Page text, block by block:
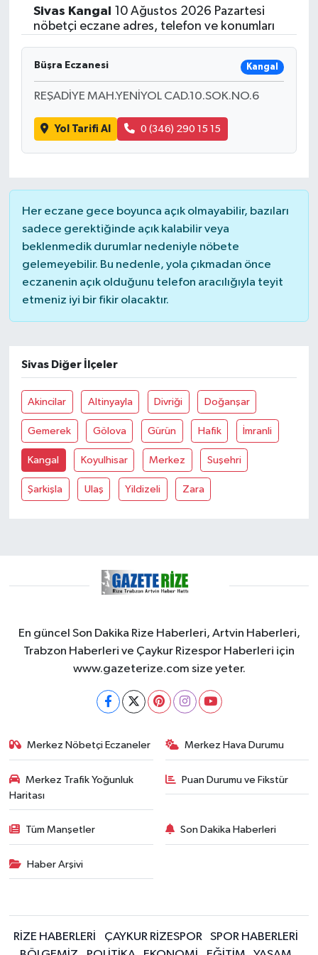
Sivas Kangal
10 Ağustos 2026 Pazartesi
nöbetçi eczane adres, telefon ve konumları
Büşra Eczanesi Kangal
REŞADİYE MAH.YENİYOL CAD.10.SOK.NO.6
Yol Tarifi Al 0 (346) 290 15 15
Her eczane gece boyunca açık olmayabilir, bazıları
sadece gerektiğinde açık kalabilir veya
beklenmedik durumlar nedeniyle nöbete
gelemeyebilir. Bu nedenle, yola çıkmadan önce
eczanenin açık olduğunu telefon aracılığıyla teyit
etmeniz iyi bir fikir olacaktır.
Sivas Diğer İlçeler
Akincilar Altinyayla Divriği Doğanşar
Gemerek Gölova Gürün Hafik İmranli
Kangal Koyulhisar Merkez Suşehri
Şarkişla Ulaş Yildizeli Zara
En güncel Son Dakika Rize Haberleri, Artvin Haberleri,
Trabzon Haberleri ve Çaykur Rizespor Haberleri için
www.gazeterize.com size yeter.
Merkez Nöbetçi Eczaneler Merkez Hava Durumu
Merkez Trafik Yoğunluk
Haritası
Puan Durumu ve Fikstür
Tüm Manşetler Son Dakika Haberleri
Haber Arşivi
RİZE HABERLERİ ÇAYKUR RİZESPOR
SPOR HABERLERİ
ÇEVRE
Dış Haberler
Dünya
EĞİTİM
English News
Finans
Flaş Haber
GÜNDEM
Güvenlik
HABERDE İNSAN
İNSAN
KÜLTÜR SANAT
POLİTİKA
Sağlık
SPOR HABERLERİ
Turizm